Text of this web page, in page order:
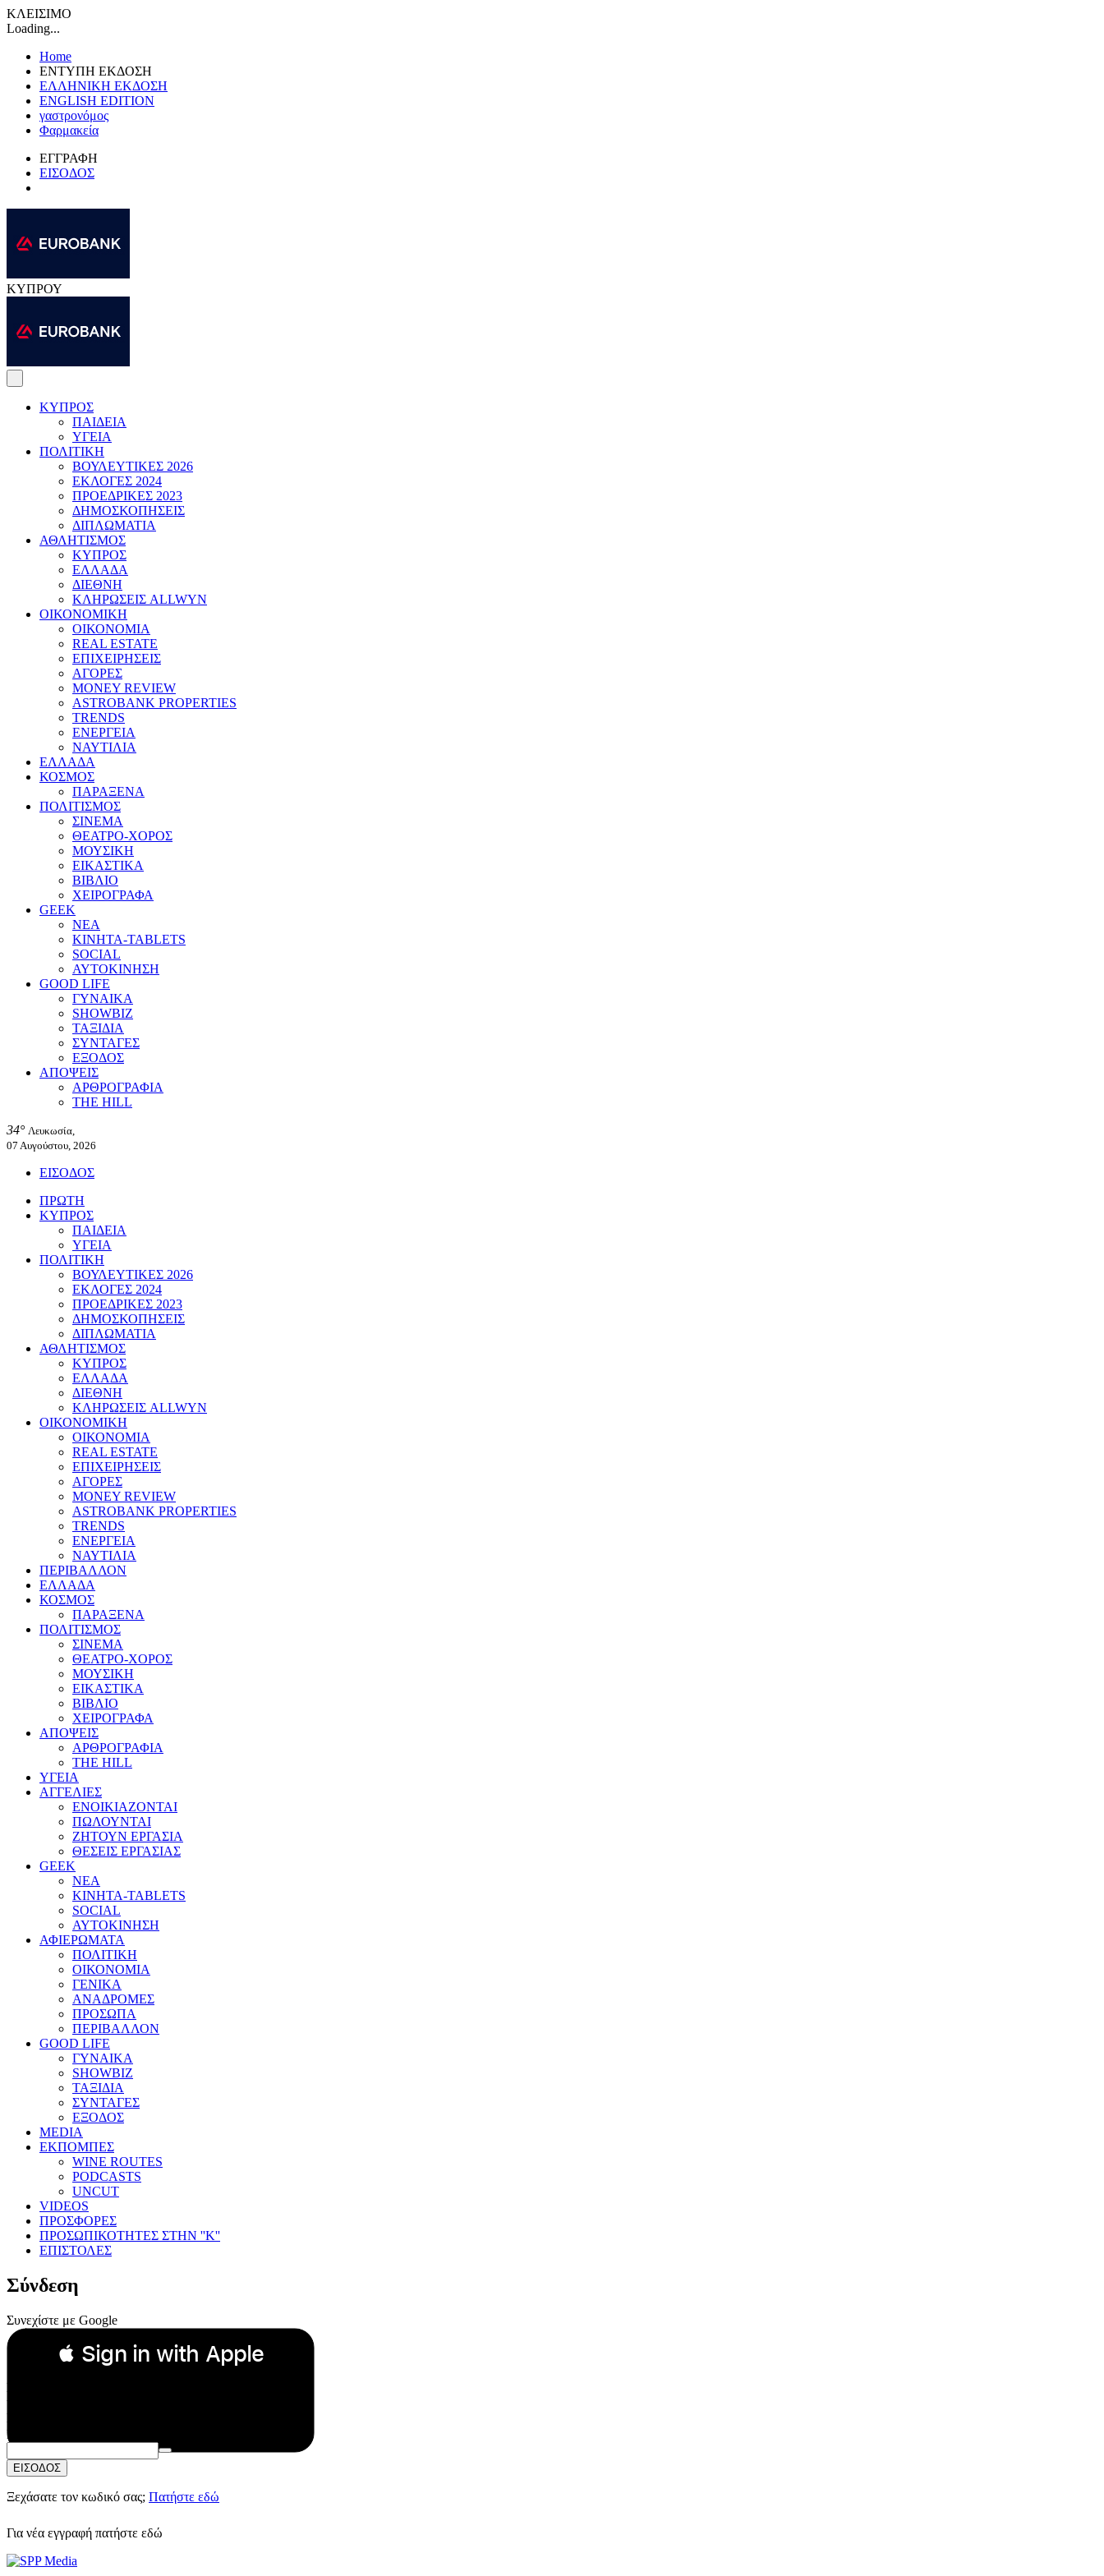
ΚΛΕΙΣΙΜΟ
Loading...
Home
ΕΝΤΥΠΗ ΕΚΔΟΣΗ
ΕΛΛΗΝΙΚΗ ΕΚΔΟΣΗ
ENGLISH EDITION
γαστρονόμος
Φαρμακεία
ΕΓΓΡΑΦΗ
ΕΙΣΟΔΟΣ
ΚΥΠΡΟΥ
ΚΥΠΡΟΣ
ΠΑΙΔΕΙΑ
ΥΓΕΙΑ
ΠΟΛΙΤΙΚΗ
ΒΟΥΛΕΥΤΙΚΕΣ 2026
ΕΚΛΟΓΕΣ 2024
ΠΡΟΕΔΡΙΚΕΣ 2023
ΔΗΜΟΣΚΟΠΗΣΕΙΣ
ΔΙΠΛΩΜΑΤΙΑ
ΑΘΛΗΤΙΣΜΟΣ
ΚΥΠΡΟΣ
ΕΛΛΑΔΑ
ΔΙΕΘΝΗ
ΚΛΗΡΩΣΕΙΣ ALLWYN
ΟΙΚΟΝΟΜΙΚΗ
ΟΙΚΟΝΟΜΙΑ
REAL ESTATE
ΕΠΙΧΕΙΡΗΣΕΙΣ
ΑΓΟΡΕΣ
MONEY REVIEW
ASTROBANK PROPERTIES
TRENDS
ΕΝΕΡΓΕΙΑ
ΝΑΥΤΙΛΙΑ
ΕΛΛΑΔΑ
ΚΟΣΜΟΣ
ΠΑΡΑΞΕΝΑ
ΠΟΛΙΤΙΣΜΟΣ
ΣΙΝΕΜΑ
ΘΕΑΤΡΟ-ΧΟΡΟΣ
ΜΟΥΣΙΚΗ
ΕΙΚΑΣΤΙΚΑ
ΒΙΒΛΙΟ
ΧΕΙΡΟΓΡΑΦΑ
GEEK
ΝΕΑ
ΚΙΝΗΤΑ-TABLETS
SOCIAL
ΑΥΤΟΚΙΝΗΣΗ
GOOD LIFE
ΓΥΝΑΙΚΑ
SHOWBIZ
ΤΑΞΙΔΙΑ
ΣΥΝΤΑΓΕΣ
ΕΞΟΔΟΣ
ΑΠΟΨΕΙΣ
ΑΡΘΡΟΓΡΑΦΙΑ
THE HILL
34° Λευκωσία,
07 Αυγούστου, 2026
ΕΙΣΟΔΟΣ
ΠΡΩΤΗ
ΚΥΠΡΟΣ
ΠΑΙΔΕΙΑ
ΥΓΕΙΑ
ΠΟΛΙΤΙΚΗ
ΒΟΥΛΕΥΤΙΚΕΣ 2026
ΕΚΛΟΓΕΣ 2024
ΠΡΟΕΔΡΙΚΕΣ 2023
ΔΗΜΟΣΚΟΠΗΣΕΙΣ
ΔΙΠΛΩΜΑΤΙΑ
ΑΘΛΗΤΙΣΜΟΣ
ΚΥΠΡΟΣ
ΕΛΛΑΔΑ
ΔΙΕΘΝΗ
ΚΛΗΡΩΣΕΙΣ ALLWYN
ΟΙΚΟΝΟΜΙΚΗ
ΟΙΚΟΝΟΜΙΑ
REAL ESTATE
ΕΠΙΧΕΙΡΗΣΕΙΣ
ΑΓΟΡΕΣ
MONEY REVIEW
ASTROBANK PROPERTIES
TRENDS
ΕΝΕΡΓΕΙΑ
ΝΑΥΤΙΛΙΑ
ΠΕΡΙΒΑΛΛΟΝ
ΕΛΛΑΔΑ
ΚΟΣΜΟΣ
ΠΑΡΑΞΕΝΑ
ΠΟΛΙΤΙΣΜΟΣ
ΣΙΝΕΜΑ
ΘΕΑΤΡΟ-ΧΟΡΟΣ
ΜΟΥΣΙΚΗ
ΕΙΚΑΣΤΙΚΑ
ΒΙΒΛΙΟ
ΧΕΙΡΟΓΡΑΦΑ
ΑΠΟΨΕΙΣ
ΑΡΘΡΟΓΡΑΦΙΑ
THE HILL
ΥΓΕΙΑ
ΑΓΓΕΛΙΕΣ
ΕΝΟΙΚΙΑΖΟΝΤΑΙ
ΠΩΛΟΥΝΤΑΙ
ΖΗΤΟΥΝ ΕΡΓΑΣΙΑ
ΘΕΣΕΙΣ ΕΡΓΑΣΙΑΣ
GEEK
ΝΕΑ
ΚΙΝΗΤΑ-TABLETS
SOCIAL
ΑΥΤΟΚΙΝΗΣΗ
ΑΦΙΕΡΩΜΑΤΑ
ΠΟΛΙΤΙΚΗ
ΟΙΚΟΝΟΜΙΑ
ΓΕΝΙΚΑ
ΑΝΑΔΡΟΜΕΣ
ΠΡΟΣΩΠΑ
ΠΕΡΙΒΑΛΛΟΝ
GOOD LIFE
ΓΥΝΑΙΚΑ
SHOWBIZ
ΤΑΞΙΔΙΑ
ΣΥΝΤΑΓΕΣ
ΕΞΟΔΟΣ
MEDIA
ΕΚΠΟΜΠΕΣ
WINE ROUTES
PODCASTS
UNCUT
VIDEOS
ΠΡΟΣΦΟΡΕΣ
ΠΡΟΣΩΠΙΚΟΤΗΤΕΣ ΣΤΗΝ ''Κ''
ΕΠΙΣΤΟΛΕΣ
Σύνδεση
Συνεχίστε με Google
 Sign in with Apple
Συνεχίστε με Apple
ή
Email:
Κωδικός Πρόσβασης:
ΕΙΣΟΔΟΣ
Ξεχάσατε τον κωδικό σας; Πατήστε εδώ
Για νέα εγγραφή πατήστε εδώ